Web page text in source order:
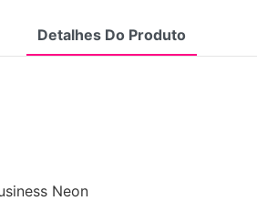
Detalhes Do Produto
Neon